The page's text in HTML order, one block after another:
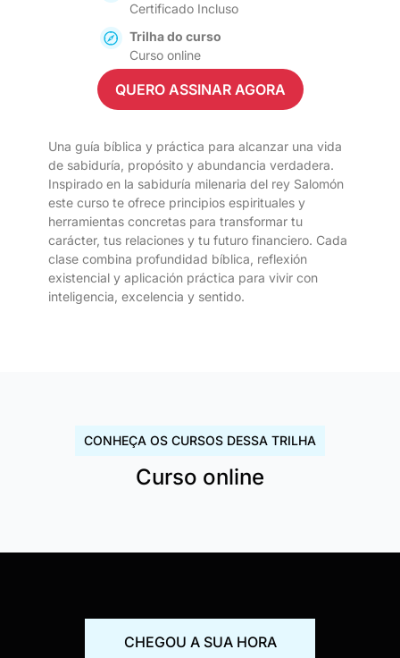
Una guía bíblica y práctica para alcanzar una vida
de sabiduría, propósito y abundancia verdadera.
Inspirado en la sabiduría milenaria del rey Salomón
este curso te ofrece principios espirituales y
herramientas concretas para transformar tu
carácter, tus relaciones y tu futuro financiero. Cada
clase combina profundidad bíblica, reflexión
existencial y aplicación práctica para vivir con
inteligencia, excelencia y sentido.
Certificado Incluso
Trilha do curso
Curso online
QUERO ASSINAR AGORA
CONHEÇA OS CURSOS DESSA TRILHA
Curso online
CHEGOU A SUA HORA